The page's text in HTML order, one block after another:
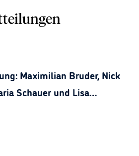
Maximilian Bruder, Nick
Schauer und Lisa